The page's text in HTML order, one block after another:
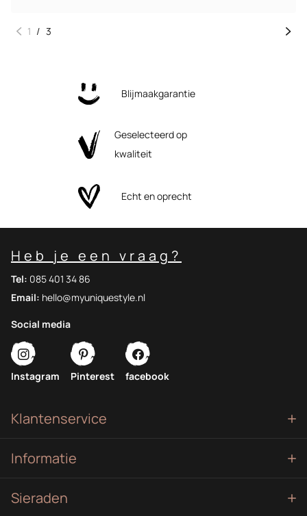
1 / 3
Blijmaakgarantie
Geselecteerd op
kwaliteit
Echt en oprecht
Klantenservice
Informatie
Sieraden
Heb je een vraag?
Tel: 085 401 34 86
Email: hello@myuniquestyle.nl
Social media
Instagram Pinterest facebook